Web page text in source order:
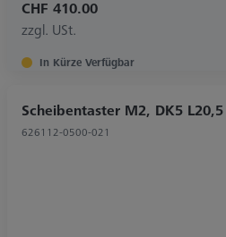
CHF 410.00
zzgl. USt.
In Kürze Verfügbar
Scheibentaster M2, DK5 L20,5
626112-0500-021